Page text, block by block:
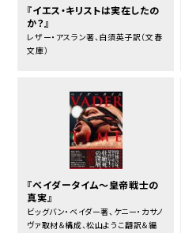
『イエス・キリストは実在したの
か？』
レザー・アスラン著、白須英子訳（文春
文庫）
『ベイダータイム～皇帝戦士の
真実』
ビッグバン・ベイダー著、ケニー・カサノ
ヴァ取材＆構成、松山ようこ翻訳＆編